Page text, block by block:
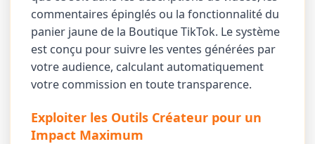
commentaires épinglés ou la fonctionnalité du
panier jaune de la Boutique TikTok. Le système
est conçu pour suivre les ventes générées par
votre audience, calculant automatiquement
votre commission en toute transparence.
Exploiter les Outils Créateur pour un
Impact Maximum